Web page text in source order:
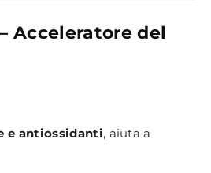
– Acceleratore del
e antiossidanti, aiuta a